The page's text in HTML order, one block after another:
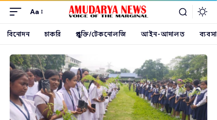
Aa
বিনোদন চাকরি প্রযুক্তি/টেকনোলজি আইন-আদালত ব্যবসা